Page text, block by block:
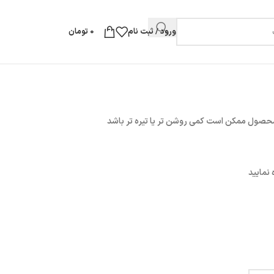
ورود / ثبت نام 0 تومان
ممکن است کمی روشن تر یا تیره تر باشد